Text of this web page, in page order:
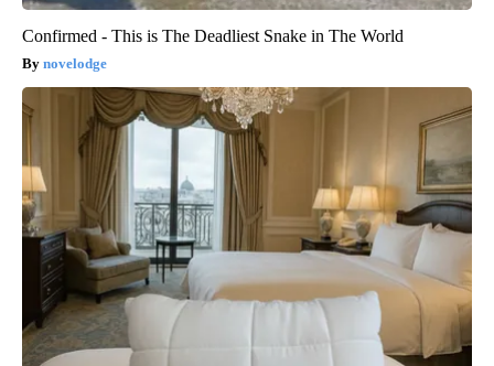
Confirmed - This is The Deadliest Snake in The World
novelodge